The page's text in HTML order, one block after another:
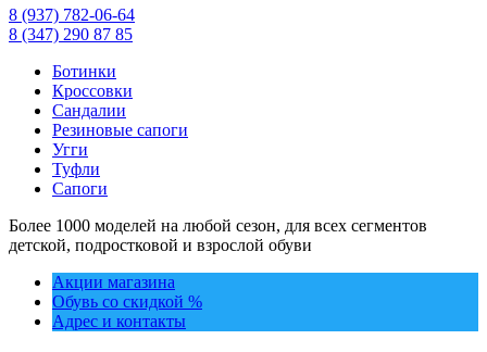
8 (937) 782-06-64
8 (347) 290 87 85
Ботинки
Кроссовки
Сандалии
Резиновые сапоги
Угги
Туфли
Сапоги
Более 1000 моделей на любой сезон, для всех сегментов
детской, подростковой и взрослой обуви
Акции магазина
Обувь со скидкой %
Адрес и контакты